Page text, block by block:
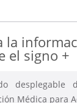
la
el signo +
Médica para